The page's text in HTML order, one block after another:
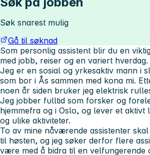
Søk snarest mulig
Gå til søknad
Som personlig assistent blir du en
med jobb, reiser og en variert hverdag.
Jeg er en sosial og yrkesaktiv mann i
som bor i Ås sammen med kona mi.
noen år siden bruker jeg elektrisk
Jeg jobber fulltid som forsker og
hjemmefra og i Oslo, og lever et aktivt
og ulike aktiviteter.
To av mine nåværende assistenter
til høsten, og jeg søker derfor flere
være med å bidra til en velfungerende